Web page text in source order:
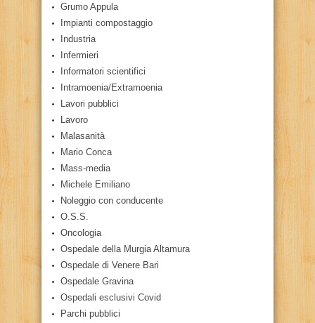
Grumo Appula
Impianti compostaggio
Industria
Infermieri
Informatori scientifici
Intramoenia/Extramoenia
Lavori pubblici
Lavoro
Malasanità
Mario Conca
Mass-media
Michele Emiliano
Noleggio con conducente
O.S.S.
Oncologia
Ospedale della Murgia Altamura
Ospedale di Venere Bari
Ospedale Gravina
Ospedali esclusivi Covid
Parchi pubblici